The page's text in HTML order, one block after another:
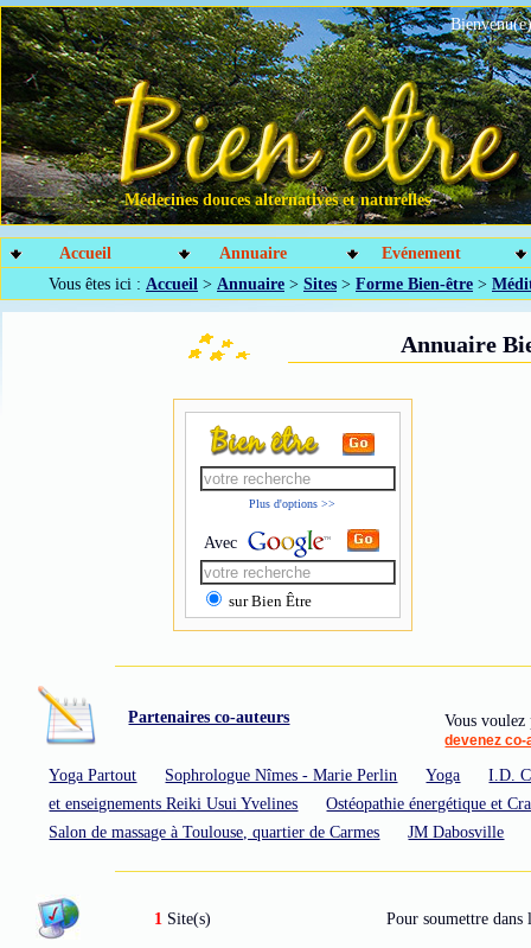
Médecines douces alternatives et naturelles
Accueil Annuaire
Evénement
Vous êtes ici : Accueil > Annuaire > Sites > Forme Bien-être >
Annuaire
Plus d'options >>
Avec
sur Bien Être
Partenaires co-auteurs Vous
devenez co-
Yoga Partout Sophrologue Nîmes - Marie Perlin Yoga
I.D.
et enseignements Reiki Usui Yvelines
Ostéopathie énergétique et
Salon de massage à Toulouse, quartier de Carmes
JM Dabosville
1 Site(s) Pour soumettre